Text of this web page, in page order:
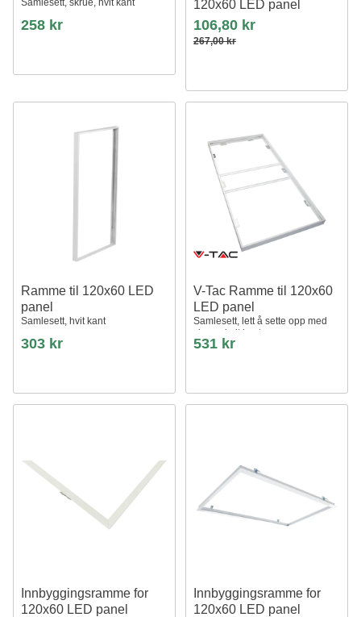
Samlesett, skrue, hvit kant
258 kr
120x60 LED panel
Ny model, passende for
trebetong og gips, hvit kant
106,80 kr
267,00 kr
Ramme til 120x60 LED
panel
Samlesett, hvit kant
303 kr
V-Tac Ramme til 120x60
LED panel
Samlesett, lett å sette opp med
skruer, hvit kant
531 kr
Innbyggingsramme for
120x60 LED panel
Innbyggingsramme for
120x60 LED panel